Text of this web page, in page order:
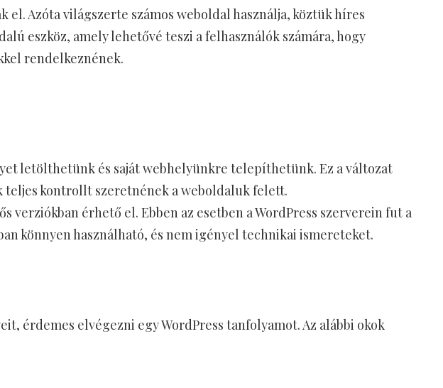
Azóta világszerte számos weboldal használja, köztük híres
eszköz, amely lehetővé teszi a felhasználók számára, hogy
rendelkeznének.
letölthetünk és saját webhelyünkre telepíthetünk. Ez a változat
teljes kontrollt szeretnének a weboldaluk felett.
verziókban érhető el. Ebben az esetben a WordPress szerverein fut a
könnyen használható, és nem igényel technikai ismereteket.
érdemes elvégezni egy WordPress tanfolyamot. Az alábbi okok